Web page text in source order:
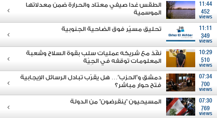
11:44
452
views
الطقس غدا صيفي معتاد والحرارة ضمن معدلاتها
الموسمية
11:11
349
views
تحليق مسيّر فوق الضاحية الجنوبية
10:29
510
views
نفّذ مع شريكه عمليات سلب بقوة السلاح وشعبة
المعلومات توقفه في الجِيّة
07:34
700
views
دمشق و"الحزب"… هل يقرّب تبادل الرسائل الإيجابية
فتح حوار مباشر؟
07:30
769
views
المسيحيون "ينقرضون" من الدولة